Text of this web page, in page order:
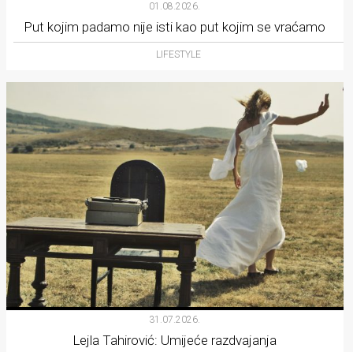
01.08.2026.
Put kojim padamo nije isti kao put kojim se vraćamo
LIFESTYLE
31.07.2026.
Lejla Tahirović: Umijeće razdvajanja